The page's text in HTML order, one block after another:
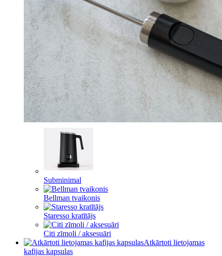
Subminimal
Bellman tvaikonis
Staresso kratītājs
Citi zīmoli / aksesuāri
Atkārtoti lietojamas
kafijas kapsulas